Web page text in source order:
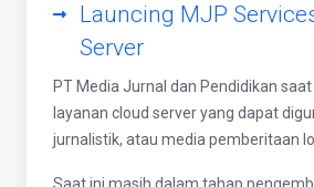
Launcing MJP
Server
PT Media Jurnal dan Pendidikan
layanan cloud server yang dapat
jurnalistik, atau media pemberitaan